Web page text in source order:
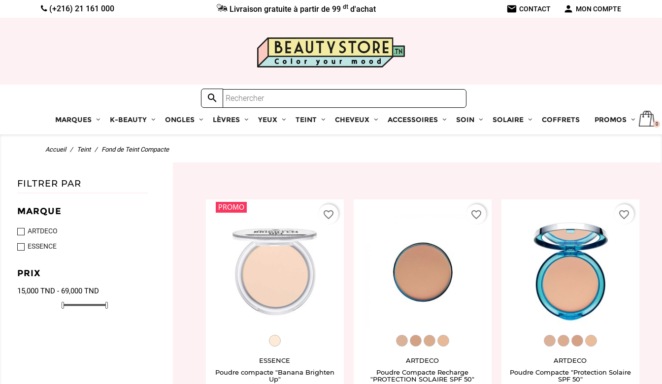
(+216) 21 161 000 Livraison gratuite à partir de 99dt d'achat mail CONTACT person MON COMPTE
MARQUES K-BEAUTY ONGLES LÈVRES YEUX TEINT CHEVEUX ACCESSOIRES SOIN SOLAIRE COFFRETS PROMOS 0

Accueil Teint Fond de Teint Compacte
FILTRER PAR
MARQUE
ARTDECO
ESSENCE
PRIX
15,000 TND - 69,000 TND
PROMO
ET940472.20
ESSENCE
Poudre compacte "Banana Brighten
Up"
favorite_border
ART4314.20
ART4314.50
ART4314.90
ART4314.95
ARTDECO
Poudre Compacte Recharge
"PROTECTION SOLAIRE SPF 50"
favorite_border
ART4313.20
ART4313.90
ART4313.50
ART4313.95
ARTDECO
Poudre Compacte "Protection Solaire
SPF 50"
favorite_border